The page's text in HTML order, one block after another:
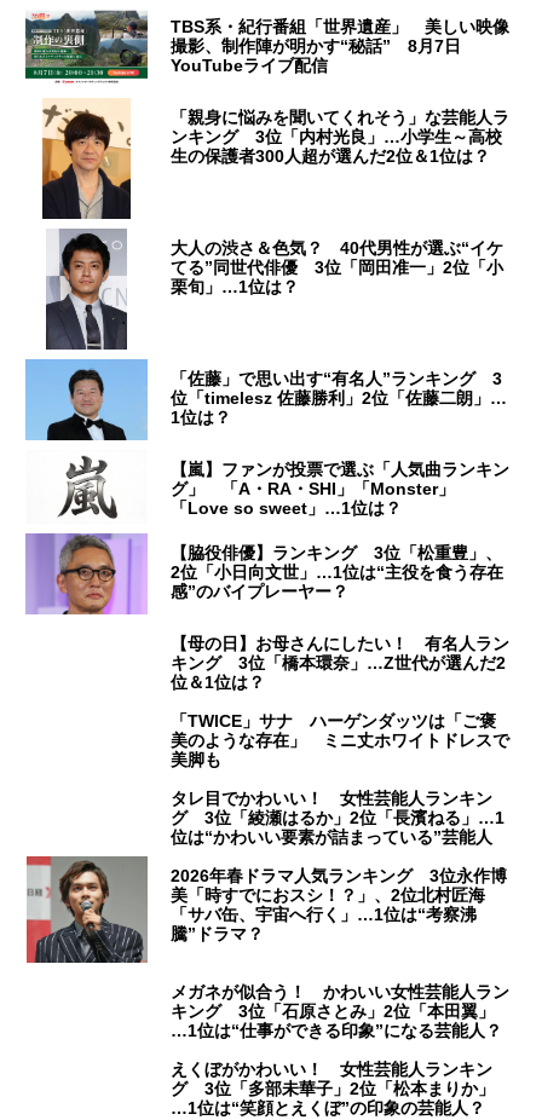
TBS系・紀行番組「世界遺産」 美しい映像
撮影、制作陣が明かす“秘話” 8月7日
YouTubeライブ配信
「親身に悩みを聞いてくれそう」な芸能人ラ
ンキング 3位「内村光良」…小学生～高校
生の保護者300人超が選んだ2位＆1位は？
大人の渋さ＆色気？ 40代男性が選ぶ“イケ
てる”同世代俳優 3位「岡田准一」2位「小
栗旬」…1位は？
「佐藤」で思い出す“有名人”ランキング 3
位「timelesz 佐藤勝利」2位「佐藤二朗」…
1位は？
【嵐】ファンが投票で選ぶ「人気曲ランキン
グ」 「A・RA・SHI」「Monster」
「Love so sweet」…1位は？
【脇役俳優】ランキング 3位「松重豊」、
2位「小日向文世」…1位は“主役を食う存在
感”のバイプレーヤー？
【母の日】お母さんにしたい！ 有名人ラン
キング 3位「橋本環奈」…Z世代が選んだ2
位＆1位は？
「TWICE」サナ ハーゲンダッツは「ご褒
美のような存在」 ミニ丈ホワイトドレスで
美脚も
タレ目でかわいい！ 女性芸能人ランキン
グ 3位「綾瀬はるか」2位「長濱ねる」…1
位は“かわいい要素が詰まっている”芸能人
2026年春ドラマ人気ランキング 3位永作博
美「時すでにおスシ！？」、2位北村匠海
「サバ缶、宇宙へ行く」…1位は“考察沸
騰”ドラマ？
メガネが似合う！ かわいい女性芸能人ラン
キング 3位「石原さとみ」2位「本田翼」
…1位は“仕事ができる印象”になる芸能人？
えくぼがかわいい！ 女性芸能人ランキン
グ 3位「多部未華子」2位「松本まりか」
…1位は“笑顔とえくぼ”の印象の芸能人？